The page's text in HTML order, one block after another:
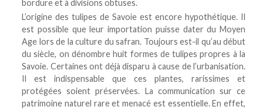
bordure et à divisions obtuses.
L’origine des tulipes de Savoie est encore hypothétique. Il
est possible que leur importation puisse dater du Moyen
Age lors de la culture du safran. Toujours est-il qu’au début
du siècle, on dénombre huit formes de tulipes propres à la
Savoie. Certaines ont déjà disparu à cause de l’urbanisation.
Il est indispensable que ces plantes, rarissimes et
protégées soient préservées. La communication sur ce
patrimoine naturel rare et menacé est essentielle. En effet,